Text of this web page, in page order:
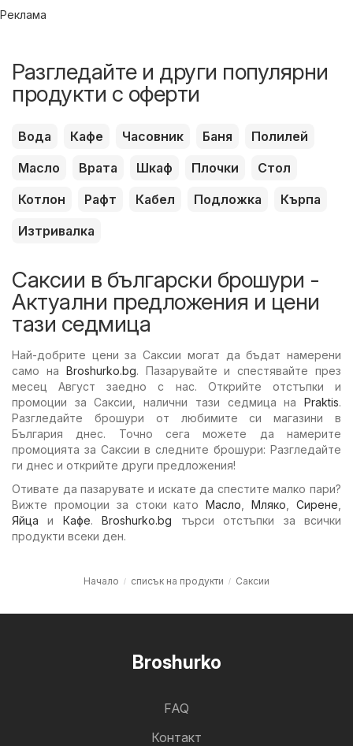
Реклама
Разгледайте и други популярни
продукти с оферти
Вода Кафе Часовник Баня
Полилей
Масло
Врата Шкаф Плочки
Стол
Котлон
Рафт Кабел Подложка
Кърпа
Изтривалка
Саксии в български брошури -
Актуални предложения и цени
тази седмица
Най-добрите цени за Саксии могат да бъдат намерени
само на Broshurko.bg. Пазарувайте и спестявайте през
месец Август заедно с нас. Открийте отстъпки и
промоции за Саксии, налични тази седмица на Praktis.
Разгледайте брошури от любимите си магазини в
България днес. Точно сега можете да намерите
промоцията за Саксии в следните брошури: Разгледайте
ги днес и открийте други предложения!
Отивате да пазарувате и искате да спестите малко пари?
Вижте промоции за стоки катоМасло ,Мляко ,Сирене
Яйца и Кафе.Broshurko.bg търси отстъпки за всички
продукти всеки ден.
Начало списък на продукти Саксии
Broshurko
FAQ
Контакт